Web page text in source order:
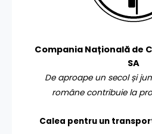
Compania Națională de
SA
De aproape un secol și
române contribuie la
Calea pentru un